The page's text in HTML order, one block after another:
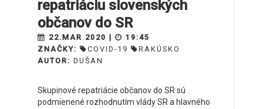
repatriáciu slovenských
občanov do SR
22.MAR 2020 |
19:45
ZNAČKY:
COVID-19
RAKÚSKO
AUTOR: DUŠAN
Skupinové repatriácie občanov do SR sú
podmienené rozhodnutím vlády SR a hlavného